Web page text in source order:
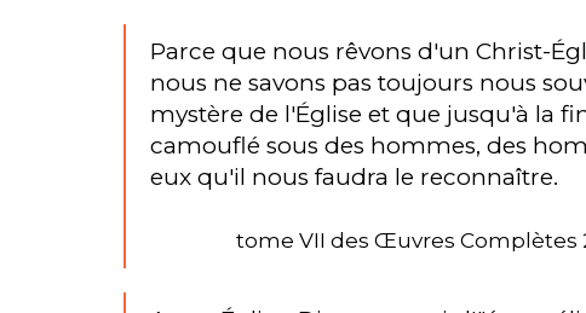
Parce que nous rêvons d'un Christ-
nous ne savons pas toujours nous
mystère de l'Église et que jusqu'à la
camouflé sous des hommes, des
eux qu'il nous faudra le reconnaître.
tome VII des Œuvres Complètes